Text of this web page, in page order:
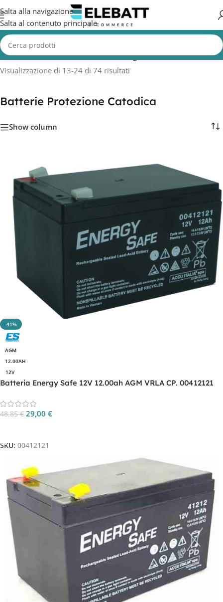
Salta alla navigazione
Salta al contenuto principale
Home/Batterie Protezione Catodica/Pagina 2
Visualizzazione di 13-24 di 74 risultati
Batterie Protezione Catodica
Show column
-41%
AGM
12.00AH
12V
Batteria Energy Safe 12V 12.00ah AGM VRLA CP. 00412121
48,85€ 29,00 €
SKU: 00412121